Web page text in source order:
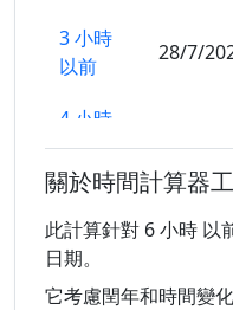
3 小時
以前
28/7/
4 小時
以前
5 小時
以前
28/7/
關於時間計算器
此計算針對 6 小時 以
日期。
它考慮閏年和時間變